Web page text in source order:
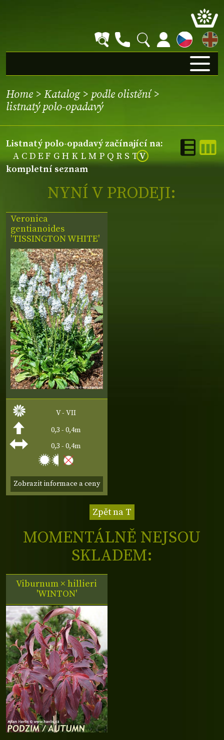
EN
Home > Katalog> podle olistění>
listnatý polo-opadavý
listnatý polo-opadavý začínající na:
A C D E F G H K L M P Q R S TV
kompletní seznam
NYNÍ V PRODEJI:
Veronica
gentianoides
'TISSINGTON WHITE'
V - VII
0,3 - 0,4m
0,3 - 0,4m
Zobrazit informace a ceny
Zpět na T
MOMENTÁLNĚ NEJSOU
SKLADEM:
Viburnum × hillieri
'WINTON'